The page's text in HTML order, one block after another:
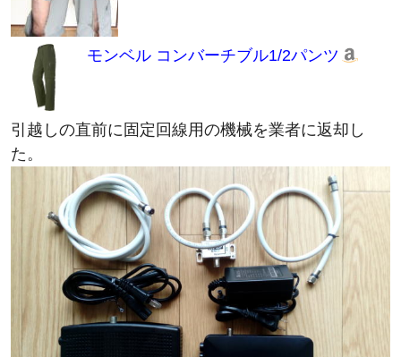
モンベル コンバーチブル1/2パンツ
引越しの直前に固定回線用の機械を業者に返却し
た。